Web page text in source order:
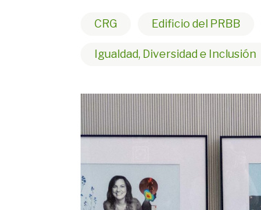
CRG Edificio del PRBB
Igualdad, Diversidad e Inclusión